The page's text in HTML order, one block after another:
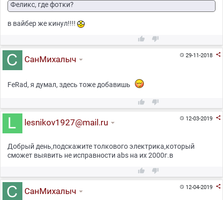
Феликс, где фотки?
в вайбер же кинул!!!!
 
29-11-2018 
СанМихалыч
FeRad, я думал, здесь тоже добавишь
 
12-03-2019 
lesnikov1927@mail.ru
Добрый день,подскажите толкового электрика,который
сможет выявить не исправности abs на их 2000г.в
 
12-04-2019 
СанМихалыч